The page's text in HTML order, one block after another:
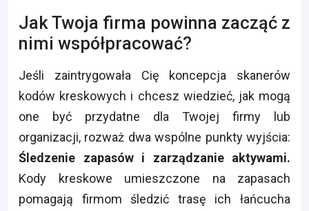
Jak Twoja firma powinna zacząć z
nimi współpracować?
Jeśli zaintrygowała Cię koncepcja skanerów
kodów kreskowych i chcesz wiedzieć, jak mogą
one być przydatne dla Twojej firmy lub
organizacji, rozważ dwa wspólne punkty wyjścia:
Śledzenie zapasów i zarządzanie aktywami.
Kody kreskowe umieszczone na zapasach
pomagają firmom śledzić trasę ich łańcucha